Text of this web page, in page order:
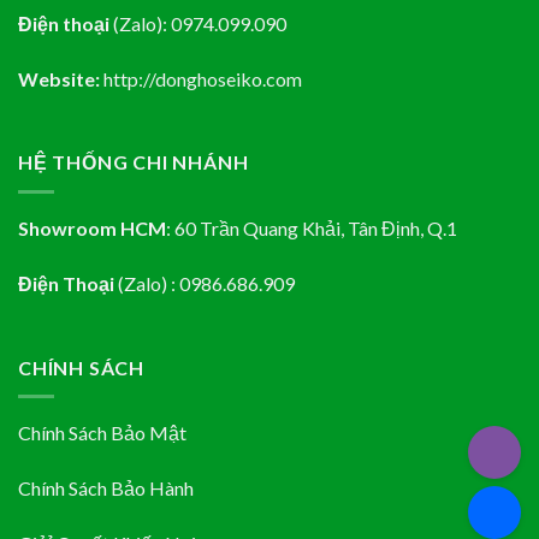
Điện thoại(Zalo): 0974.099.090
Website:http://donghoseiko.com
HỆ THỐNG CHI NHÁNH
Showroom HCM: 60 Trần Quang Khải, Tân Định, Q.1
Điện Thoại(Zalo) : 0986.686.909
CHÍNH SÁCH
Chính Sách Bảo Mật
Chính Sách Bảo Hành